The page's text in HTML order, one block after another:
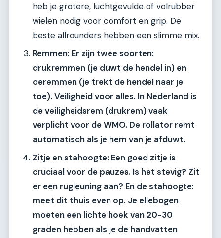
heb je grotere, luchtgevulde of volrubber
wielen nodig voor comfort en grip. De
beste allrounders hebben een slimme mix.
Remmen: Er zijn twee soorten:
drukremmen (je duwt de hendel in) en
oeremmen (je trekt de hendel naar je
toe). Veiligheid voor alles. In Nederland is
de veiligheidsrem (drukrem) vaak
verplicht voor de WMO. De rollator remt
automatisch als je hem van je afduwt.
Zitje en stahoogte: Een goed zitje is
cruciaal voor de pauzes. Is het stevig? Zit
er een rugleuning aan? En de stahoogte:
meet dit thuis even op. Je ellebogen
moeten een lichte hoek van 20-30
graden hebben als je de handvatten